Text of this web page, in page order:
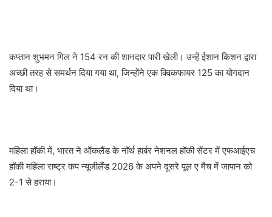
कप्तान शुभमन गिल ने 154 रन की शानदार पारी खेली। उन्हें ईशान किशन द्वारा
अच्छी तरह से समर्थन दिया गया था, जिन्होंने एक क्विकफायर 125 का योगदान
दिया था।
महिला हॉकी में, भारत ने ऑकलैंड के नॉर्थ हार्बर नेशनल हॉकी सेंटर में एफआईएच
हॉकी महिला राष्ट्र कप न्यूजीलैंड 2026 के अपने दूसरे पूल ए मैच में जापान को
2-1 से हराया।